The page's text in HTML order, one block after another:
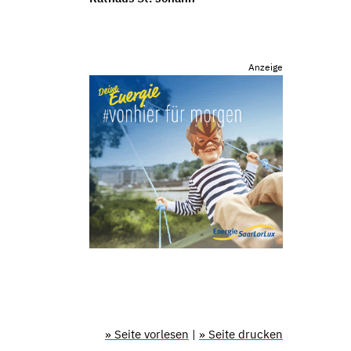
Anzeige
» Seite vorlesen | » Seite drucken